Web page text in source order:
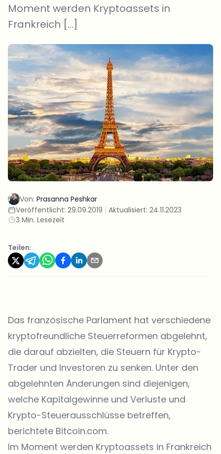
Moment werden Kryptoassets in
Frankreich […]
Von: Prasanna Peshkar
Veröffentlicht: 29.09.2019 | Aktualisiert: 24.11.2023
3 Min. Lesezeit
Teilen:
Das französische Parlament hat verschiedene
kryptofreundliche Steuerreformen abgelehnt,
die darauf abzielten, die Steuern für Krypto-
Trader und Investoren zu senken. Unter den
abgelehnten Änderungen sind diejenigen,
welche Kapitalgewinne und Verluste und
Krypto-Steuerausschlüsse betreffen,
berichtete Bitcoin.com.
Im Moment werden Kryptoassets in Frankreich